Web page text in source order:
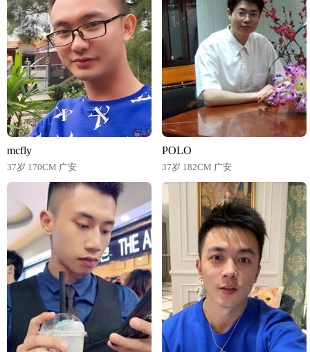
mcfly
37岁 170CM 广安
POLO
37岁 182CM 广安